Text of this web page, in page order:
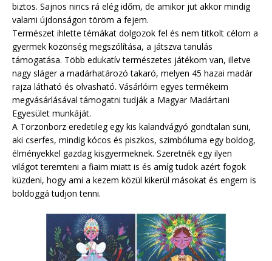
biztos. Sajnos nincs rá elég időm, de amikor jut akkor mindig
valami újdonságon töröm a fejem.
Természet ihlette témákat dolgozok fel és nem titkolt célom a
gyermek közönség megszólítása, a játszva tanulás
támogatása. Több edukatív természetes játékom van, illetve
nagy sláger a madárhatározó takaró, melyen 45 hazai madár
rajza látható és olvasható. Vásárlóim egyes termékeim
megvásárlásával támogatni tudják a Magyar Madártani
Egyesület munkáját.
A Torzonborz eredetileg egy kis kalandvágyó gondtalan süni,
aki cserfes, mindig kócos és piszkos, szimbóluma egy boldog,
élményekkel gazdag kisgyermeknek. Szeretnék egy ilyen
világot teremteni a fiaim miatt is és amíg tudok azért fogok
küzdeni, hogy ami a kezem közül kikerül másokat és engem is
boldoggá tudjon tenni.